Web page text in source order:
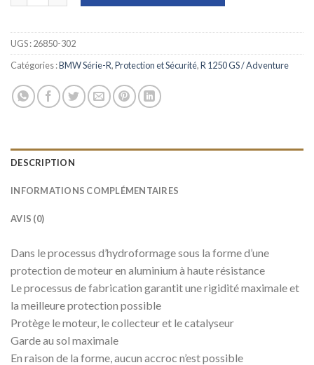
UGS :26850-302
Catégories :BMW Série-R,Protection et Sécurité,R 1250 GS / Adventure
DESCRIPTION
INFORMATIONS COMPLÉMENTAIRES
AVIS (0)
Dans le processus d’hydroformage sous la forme d’une
protection de moteur en aluminium à haute résistance
Le processus de fabrication garantit une rigidité maximale et
la meilleure protection possible
Protège le moteur, le collecteur et le catalyseur
Garde au sol maximale
En raison de la forme, aucun accroc n’est possible